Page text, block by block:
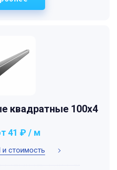
квадратные 100x4
стоимость
41 ₽ / м